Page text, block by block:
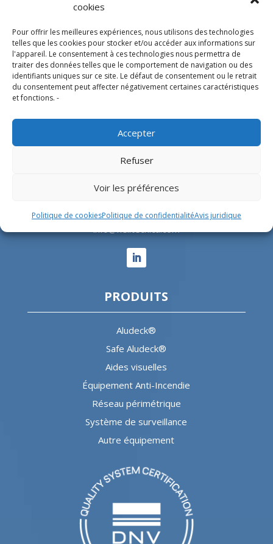
cookies
Pour offrir les meilleures expériences, nous utilisons des technologies
telles que les cookies pour stocker et/ou accéder aux informations sur
l'appareil. Le consentement à ces technologies nous permettra de
traiter des données telles que le comportement de navigation ou des
identifiants uniques sur ce site. Le défaut de consentement ou le retrait
du consentement peut affecter négativement certaines caractéristiques
et fonctions. -
Accepter
Refuser
Voir les préférences
Politique de cookiesPolitique de confidentialitéAvis juridique
Experts en conception, fabrication et fourniture
d’hélistations en aluminium et d’équipements
correspondants pour l’industrie offshore et le
SIÈGE SOCIAL
Bétera, Valencia, Spain
info@helitecnica.com
PRODUITS
Aludeck®
Safe Aludeck®
Aides visuelles
Équipement Anti-Incendie
Réseau périmétrique
Système de surveillance
Autre équipement